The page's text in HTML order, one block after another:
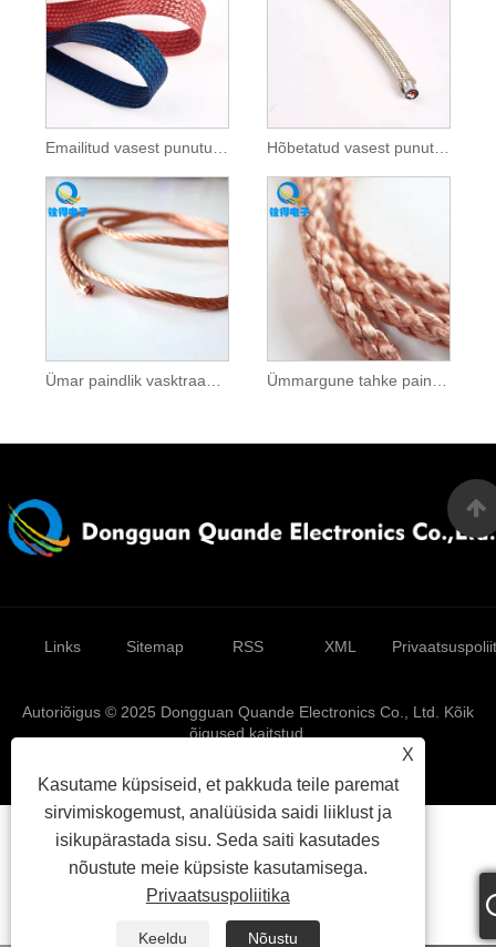
X
Kasutame küpsiseid, et pakkuda teile paremat
sirvimiskogemust, analüüsida saidi liiklust ja
isikupärastada sisu. Seda saiti kasutades
nõustute meie küpsiste kasutamisega.
Privaatsuspoliitika
Keeldu Nõustu
Links Sitemap RSS XML
Autoriõigus © 2025 Dongguan Quande Electronics Co., Ltd. Kõik
õigused kaitstud.